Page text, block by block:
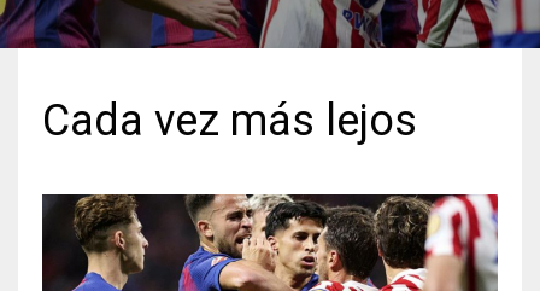
Cada vez más lejos